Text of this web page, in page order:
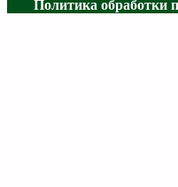
Политика обработки